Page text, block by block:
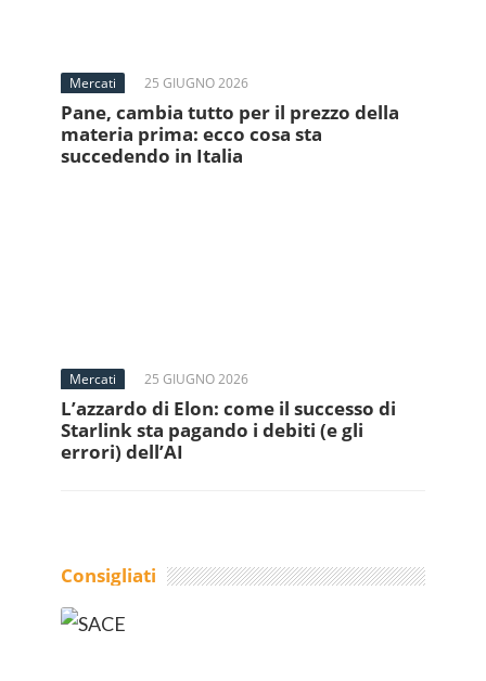
Mercati 25 GIUGNO 2026
Pane, cambia tutto per il prezzo della
materia prima: ecco cosa sta
succedendo in Italia
Mercati 25 GIUGNO 2026
L’azzardo di Elon: come il successo di
Starlink sta pagando i debiti (e gli
errori) dell’AI
Consigliati